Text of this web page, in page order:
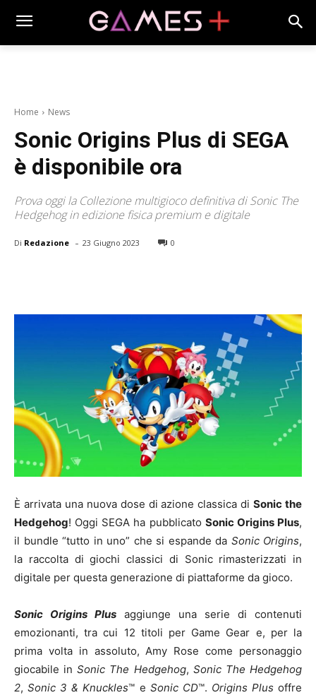
Home News
Sonic Origins Plus di SEGA
è disponibile ora
Prova oggi la Collezione multigioco definitiva di Sonic The
Hedgehog in edizione fisica premium e digitale
Di Redazione - 23 Giugno 2023 0
È arrivata una nuova dose di azione classica diSonic the
Hedgehog! Oggi SEGA ha pubblicato Sonic Origins Plus,
il bundle “tutto in uno” che si espande da Sonic Origins,
la raccolta di giochi classici di Sonic rimasterizzati in
digitale per questa generazione di piattaforme da gioco.
Sonic Origins Plus aggiunge una serie di contenuti
emozionanti, tra cui 12 titoli per Game Gear e, per la
prima volta in assoluto, Amy Rose come personaggio
giocabile inSonic The Hedgehog, Sonic The Hedgehog
2,Sonic 3 & Knuckles™ e Sonic CD™. Origins Plus offre